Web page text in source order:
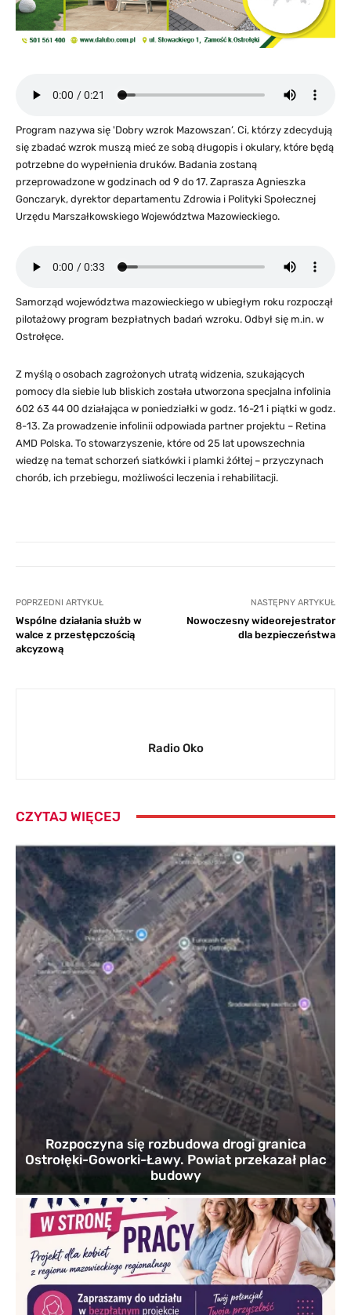
Program nazywa się 'Dobry wzrok Mazowszan’. Ci, którzy zdecydują
się zbadać wzrok muszą mieć ze sobą długopis i okulary, które będą
potrzebne do wypełnienia druków. Badania zostaną
przeprowadzone w godzinach od 9 do 17. Zaprasza Agnieszka
Gonczaryk, dyrektor departamentu Zdrowia i Polityki Społecznej
Urzędu Marszałkowskiego Województwa Mazowieckiego.
Samorząd województwa mazowieckiego w ubiegłym roku rozpoczął
pilotażowy program bezpłatnych badań wzroku. Odbył się m.in. w
Ostrołęce.
Z myślą o osobach zagrożonych utratą widzenia, szukających
pomocy dla siebie lub bliskich została utworzona specjalna infolinia
602 63 44 00 działająca w poniedziałki w godz. 16-21 i piątki w godz.
8-13. Za prowadzenie infolinii odpowiada partner projektu – Retina
AMD Polska. To stowarzyszenie, które od 25 lat upowszechnia
wiedzę na temat schorzeń siatkówki i plamki żółtej – przyczynach
chorób, ich przebiegu, możliwości leczenia i rehabilitacji.
POPRZEDNI ARTYKUŁ
Wspólne działania służb w
walce z przestępczością
akcyzową
NASTĘPNY ARTYKUŁ
Nowoczesny wideorejestrator
dla bezpieczeństwa
Radio Oko
CZYTAJ WIĘCEJ
Rozpoczyna się rozbudowa drogi granica
Ostrołęki-Goworki-Ławy. Powiat przekazał plac
budowy